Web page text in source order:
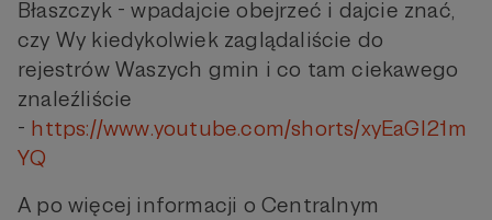
Błaszczyk - wpadajcie obejrzeć i dajcie znać,
czy Wy kiedykolwiek zaglądaliście do
rejestrów Waszych gmin i co tam ciekawego
znaleźliście
- https://www.youtube.com/shorts/xyEaGI21m
YQ
A po więcej informacji o Centralnym